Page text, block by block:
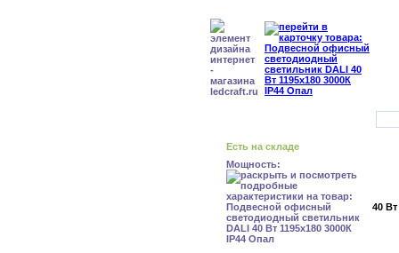
Есть на складе
Мощность:
40 Вт